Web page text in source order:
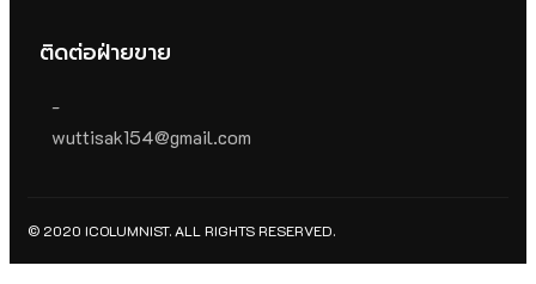
ติดต่อฝ่ายขาย
-
wuttisak154@gmail.com
© 2020 ICOLUMNIST. ALL RIGHTS RESERVED.